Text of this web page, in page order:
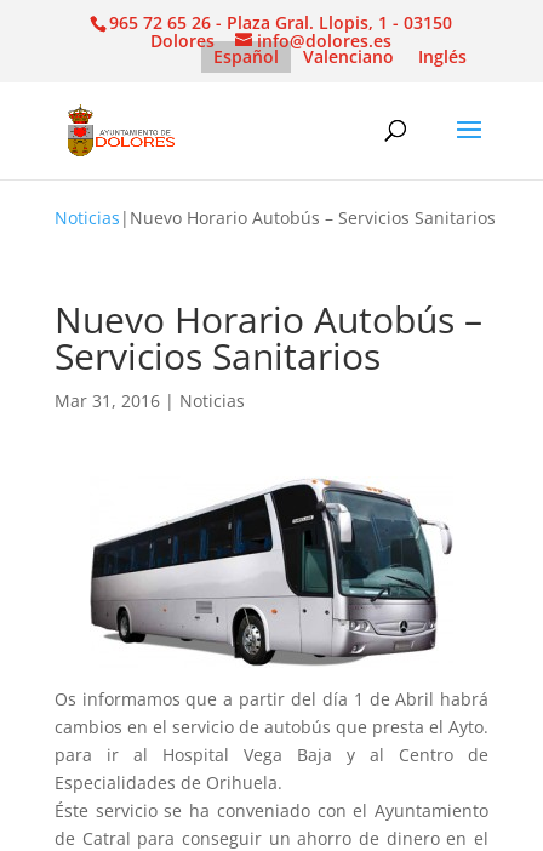
965 72 65 26 - Plaza Gral. Llopis, 1 - 03150
Dolores info@dolores.es
Español Valenciano Inglés
Noticias | Nuevo Horario Autobús – Servicios Sanitarios
Nuevo Horario Autobús –
Servicios Sanitarios
Mar 31, 2016| Noticias
Os informamos que a partir del día 1 de Abril habrá
cambios en el servicio de autobús que presta el Ayto.
para ir al Hospital Vega Baja y al Centro de
Especialidades de Orihuela.
Éste servicio se ha conveniado con el Ayuntamiento
de Catral para conseguir un ahorro de dinero en el